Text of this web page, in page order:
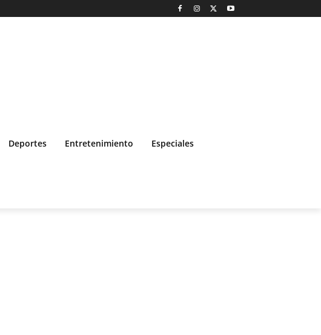
Deportes Entretenimiento Especiales